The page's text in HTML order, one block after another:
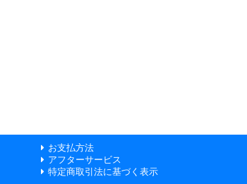
お支払方法
アフターサービス
特定商取引法に基づく表示